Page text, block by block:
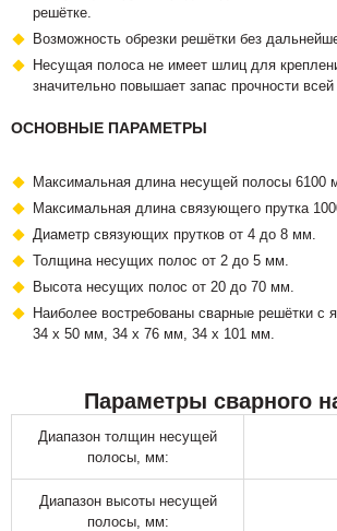
решётке.
Возможность обрезки решётки без
Несущая полоса не имеет шлиц для
значительно повышает запас прочности всей
ОСНОВНЫЕ ПАРАМЕТРЫ
Максимальная длина несущей полосы 6100
Максимальная длина связующего прутка
Диаметр связующих прутков от 4 до 8 мм.
Толщина несущих полос от 2 до 5 мм.
Высота несущих полос от 20 до 70 мм.
Наиболее востребованы сварные решётки с
34 х 50 мм, 34 х 76 мм, 34 х 101 мм.
Параметры сварного
Диапазон толщин несущей
полосы, мм:
Диапазон высоты несущей
полосы, мм: